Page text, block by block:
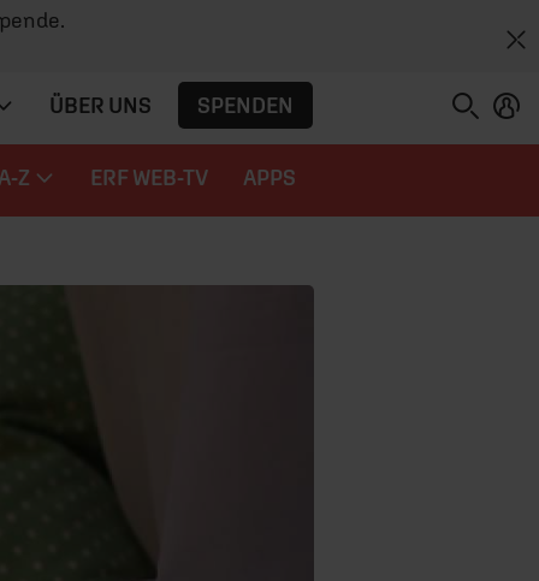
ÜBER UNS SPENDEN
Z ERF WEB-TV APPS